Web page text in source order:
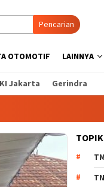
Pencarian
OTOMOTIF LAINNYA
Jakarta Gerindra